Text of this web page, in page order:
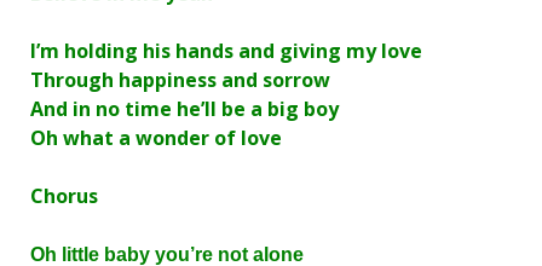
I’m holding his hands and giving my love
Through happiness and sorrow
And in no time he’ll be a big boy
Oh what a wonder of love
Chorus
Oh little baby you’re not alone